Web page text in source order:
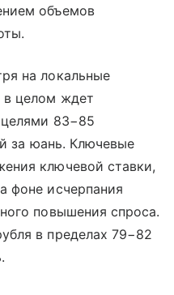
объемов
на локальные
в целом ждет
целями 83−85
за юань. Ключевые
ключевой ставки,
фоне исчерпания
повышения спроса.
в пределах 79−82